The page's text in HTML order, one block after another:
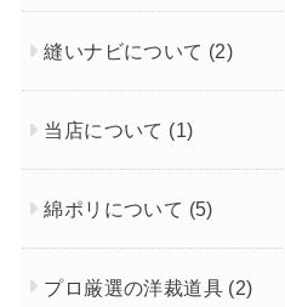
縫いナビについて (2)
当店について (1)
綿ポリについて (5)
プロ厳選の洋裁道具 (2)